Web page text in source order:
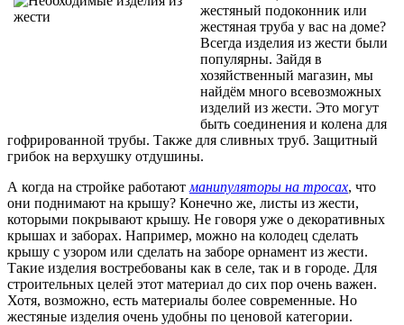
жестяный подоконник или
жестяная труба у вас на доме?
Всегда изделия из жести были
популярны. Зайдя в
хозяйственный магазин, мы
найдём много всевозможных
изделий из жести. Это могут
быть соединения и колена для
гофрированной трубы. Также для сливных труб. Защитный
грибок на верхушку отдушины.
А когда на стройке работают манипуляторы на тросах, что
они поднимают на крышу? Конечно же, листы из жести,
которыми покрывают крышу. Не говоря уже о декоративных
крышах и заборах. Например, можно на колодец сделать
крышу с узором или сделать на заборе орнамент из жести.
Такие изделия востребованы как в селе, так и в городе. Для
строительных целей этот материал до сих пор очень важен.
Хотя, возможно, есть материалы более современные. Но
жестяные изделия очень удобны по ценовой категории.